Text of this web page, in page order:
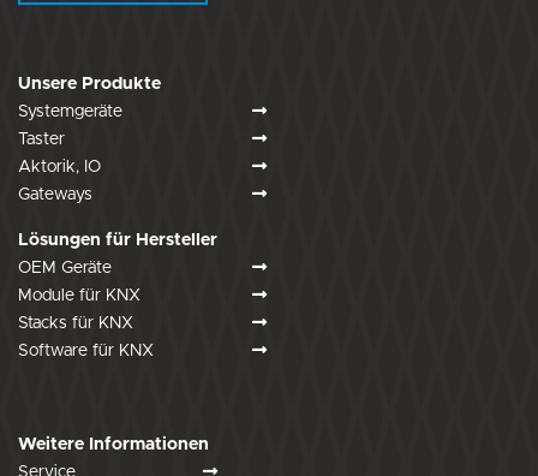
Unsere Produkte
Systemgeräte
Taster
Aktorik, IO
Gateways
Lösungen für Hersteller
OEM Geräte
Module für KNX
Stacks für KNX
Software für KNX
Weitere Informationen
Service